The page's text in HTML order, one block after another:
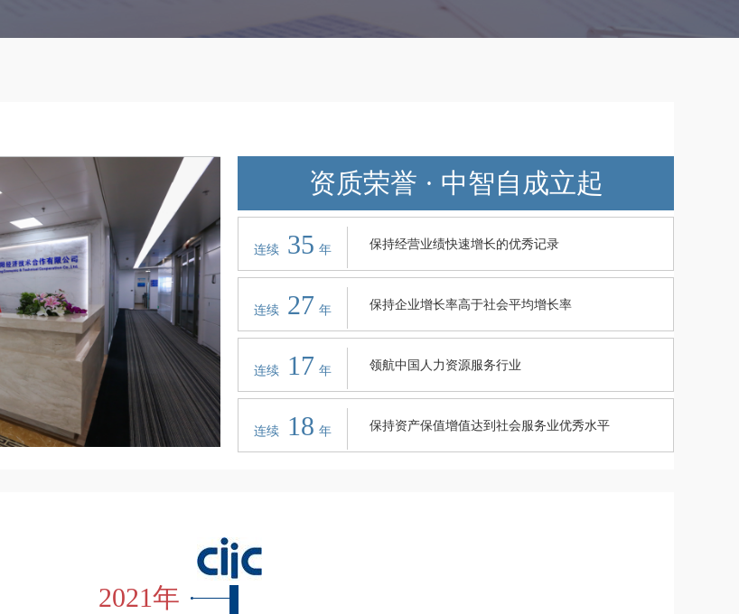
资质荣誉 · 中智自成立起
连续 35 年 保持经营业绩快速增长的优秀记录
连续 27 年 保持企业增长率高于社会平均增长率
连续 17 年 领航中国人力资源服务行业
连续 18 年 保持资产保值增值达到社会服务业优秀水平
2021年